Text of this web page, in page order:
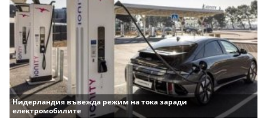
Нидерландия въвежда режим на тока заради
електромобилите